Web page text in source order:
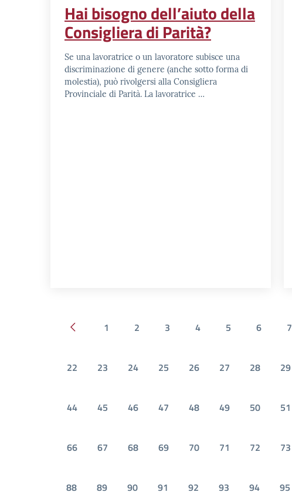
Hai bisogno dell’aiuto della
Consigliera di Parità?
Se una lavoratrice o un lavoratore subisce una
discriminazione di genere (anche sotto forma di
molestia), può rivolgersi alla Consigliera
Provinciale di Parità. La lavoratrice …
Pagina precedente
1 2 3 4 5 6 7
22 23 24 25 26 27 28 29
44 45 46 47 48 49 50 51
66 67 68 69 70 71 72 73
88 89 90 91 92 93 94 95